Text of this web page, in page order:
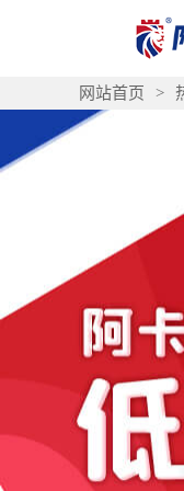
网站首页 >